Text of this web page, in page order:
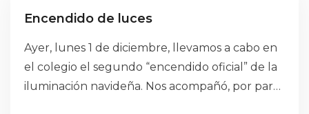
Encendido de luces
Ayer, lunes 1 de diciembre, llevamos a cabo en
el colegio el segundo “encendido oficial” de la
iluminación navideña. Nos acompañó, por parte